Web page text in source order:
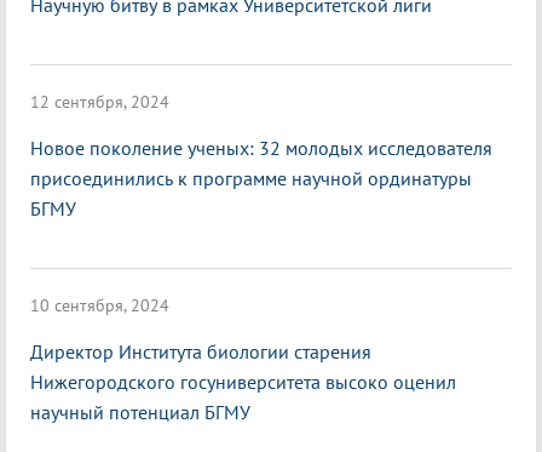
Научную битву в рамках Университетской лиги
12 сентября, 2024
Новое поколение ученых: 32 молодых исследователя
присоединились к программе научной ординатуры
БГМУ
10 сентября, 2024
Директор Института биологии старения
Нижегородского госуниверситета высоко оценил
научный потенциал БГМУ